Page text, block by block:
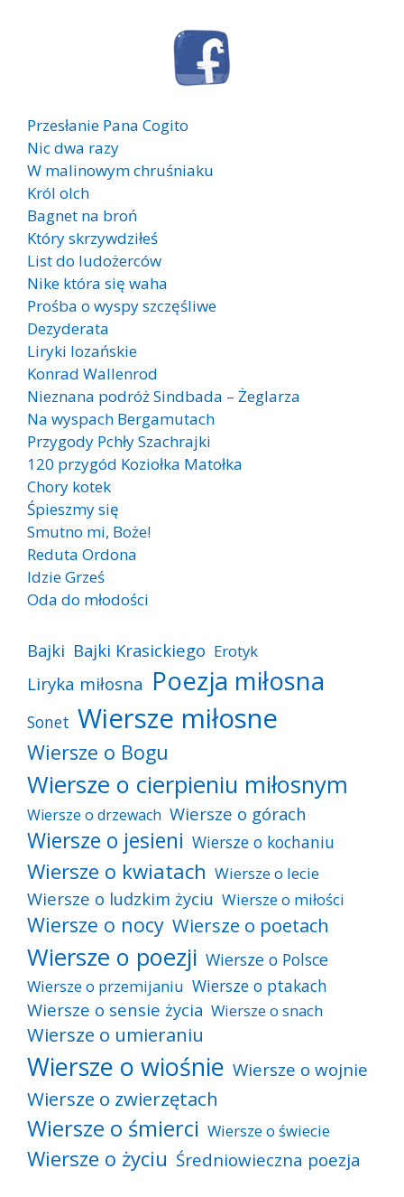
Przesłanie Pana Cogito
Nic dwa razy
W malinowym chruśniaku
Król olch
Bagnet na broń
Który skrzywdziłeś
List do ludożerców
Nike która się waha
Prośba o wyspy szczęśliwe
Dezyderata
Liryki lozańskie
Konrad Wallenrod
Nieznana podróż Sindbada – Żeglarza
Na wyspach Bergamutach
Przygody Pchły Szachrajki
120 przygód Koziołka Matołka
Chory kotek
Śpieszmy się
Smutno mi, Boże!
Reduta Ordona
Idzie Grześ
Oda do młodości
Bajki Bajki Krasickiego Erotyk
Liryka miłosna Poezja miłosna
Sonet Wiersze miłosne
Wiersze o Bogu
Wiersze o cierpieniu miłosnym
Wiersze o drzewach Wiersze o górach
Wiersze o jesieni Wiersze o kochaniu
Wiersze o kwiatach Wiersze o lecie
Wiersze o ludzkim życiu Wiersze o miłości
Wiersze o nocy Wiersze o poetach
Wiersze o poezji Wiersze o Polsce
Wiersze o przemijaniu Wiersze o ptakach
Wiersze o sensie życia Wiersze o snach
Wiersze o umieraniu
Wiersze o wiośnie Wiersze o wojnie
Wiersze o zwierzętach
Wiersze o śmierci Wiersze o świecie
Wiersze o życiu Średniowieczna poezja